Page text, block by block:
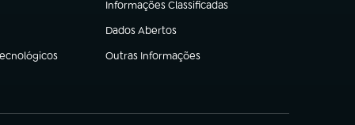
Informações Classificadas
(abre em nova aba)
Dados Abertos
(abre em nova aba)
Outras Informações
(abre em nova aba)